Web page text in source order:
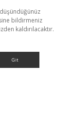
bildirmeniz
kaldırılacaktır.